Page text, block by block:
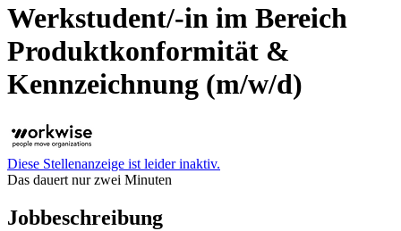
Werkstudent/-in im Bereich
Produktkonformität &
Kennzeichnung (m/w/d)
Diese Stellenanzeige ist leider inaktiv.
Das dauert nur zwei Minuten
Jobbeschreibung